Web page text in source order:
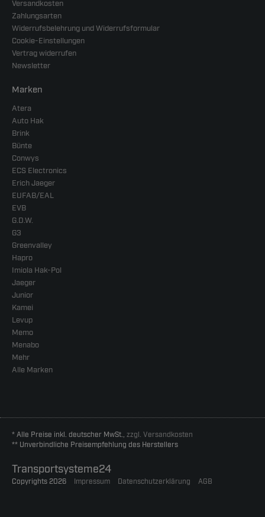
Versandkosten
Zahlungsarten
Widerrufsbelehrung und Widerrufsformular
Cookie-Einstellungen
Vertrag widerrufen
Newsletter
Marken
Atera
Auto Hak
Brink
Bünte
Conwys
ECS Electronics
Erich Jaeger
EUFAB/EAL
EVB
G.D.W.
G3
Greenvalley
Hapro
Imiola Hak-Pol
Jaeger
Junior
Kamei
Levup
Memo
Menabo
Mehr
Alle Marken
* Alle Preise inkl. deutscher MwSt., zzgl. Versandkosten
** Unverbindliche Preisempfehlung des Herstellers
Transportsysteme24
Copyrights 2026 Impressum Datenschutzerklärung AGB